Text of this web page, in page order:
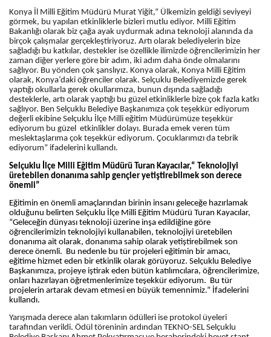
Konya İl Milli Eğitim Müdürü Murat Yiğit,” Ülkemizin geldiği seviyeyi
görmek, bu yapılan etkinliklerle bizleri mutlu ediyor. Milli Eğitim
Bakanlığı olarak biz çağa ayak uydurmak adına teknoloji alanında da
birçok çalışmalar gerçekleştiriyoruz. Artı olarak belediyelerin bize
sağladığı bu katkılar, destekler ise özellikle ilimizde öğrencilerimizin her
zaman diğer yerlere göre bir adım, iki adım daha önde olmalarını
sağlıyor. Bu yönden çok şanslıyız. Konya olarak, Konya Milli Eğitim
olarak, Konya’daki öğrenciler olarak. Selçuklu Belediyemizde gerek
yaptığı okullarla gerek okullarımıza, bunun dışında sağladığı
desteklerle, artı olarak yaptığı bu güzel etkinliklerle bize çok fazla katkı
sağlıyor. Ben Selçuklu Belediye Başkanımıza çok teşekkür ediyorum
değerli ekibine Selçuklu İlçe Milli eğitim Müdürümüze teşekkür
ediyorum bu güzel etkinlikler dolayı. Burada emek veren tüm
meslektaşlarıma çok teşekkür ediyorum. Çocuklarımızı da tebrik
ediyorum” ifadelerini kullandı.
Selçuklu İlçe Milli Eğitim Müdürü Turan Kayacılar,“ Teknolojiyi
üretebilen donanıma sahip gençler yetiştirebilmek son derece
önemli”
Eğitimin en önemli amaçlarından birinin insanı geleceğe hazırlamak
olduğunu belirten Selçuklu İlçe Milli Eğitim Müdürü Turan Kayacılar,
“Geleceğin dünyası teknoloji üzerine inşa edildiğine göre
öğrencilerimizin teknolojiyi kullanabilen, teknolojiyi üretebilen
donanıma ait olarak, donanıma sahip olarak yetiştirebilmek son
derece önemli. Bu nedenle bu tür projeleri eğitimin bir amacı,
eğitime hizmet eden bir etkinlik olarak görüyoruz. Selçuklu Belediye
Başkanımıza, projeye iştirak eden bütün katılımcılara, öğrencilerimize,
onları hazırlayan öğretmenlerimize teşekkür ediyorum. Bu tür
projelerin artarak devam etmesi en büyük temennimiz.” İfadelerini
kullandı.
Yarışmada derece alan takımların ödülleri ise protokol üyeleri
tarafından verildi. Ödül töreninin ardından TEKNO-SEL Selçuklu